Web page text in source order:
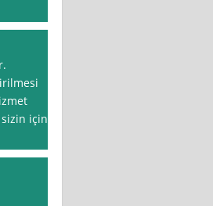
için